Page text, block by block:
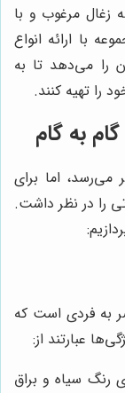
زغال مرغوب و با
با ارائه انواع
را می‌دهد تا به
را تهیه کنند.
به گام
می‌رسد، اما برای
را در نظر داشت.
به فردی است که
عبارتند از:
رنگ سیاه و براق